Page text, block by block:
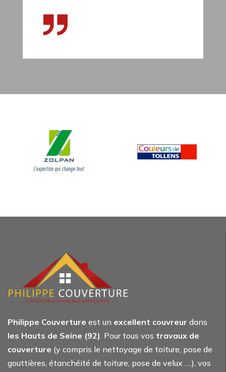
Philippe Couverture est un excellent couvreur dans
les Hauts de Seine (92). Pour tous vos travaux de
couverture (y compris le nettoyage de toiture, pose de
gouttières, étanchéité de toiture, pose de velux ….), vos